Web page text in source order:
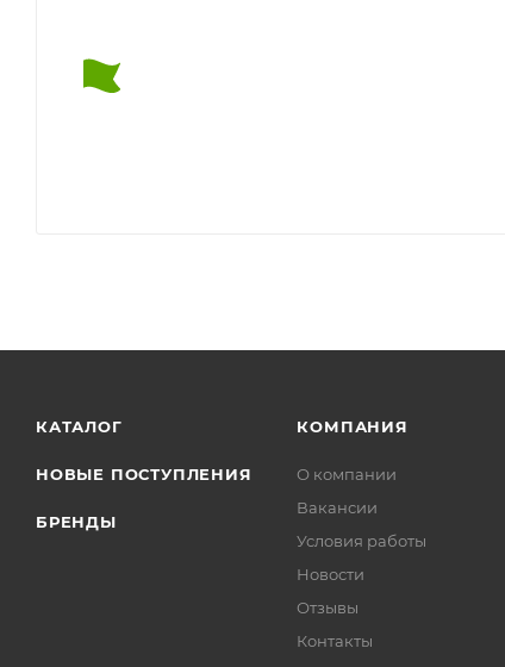
КАТАЛОГ
НОВЫЕ ПОСТУПЛЕНИЯ
БРЕНДЫ
КОМПАНИЯ
О компании
Вакансии
Условия работы
Новости
Отзывы
Контакты